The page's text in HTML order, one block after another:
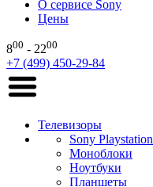
О сервисе Sony
Цены
800 - 2200
+7 (499) 450-29-84
Телевизоры
Sony Playstation
Моноблоки
Ноутбуки
Планшеты